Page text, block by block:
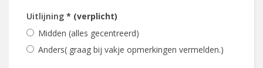
Uitlijning * (verplicht)
Midden (alles gecentreerd)
Anders( graag bij vakje opmerkingen vermelden.)